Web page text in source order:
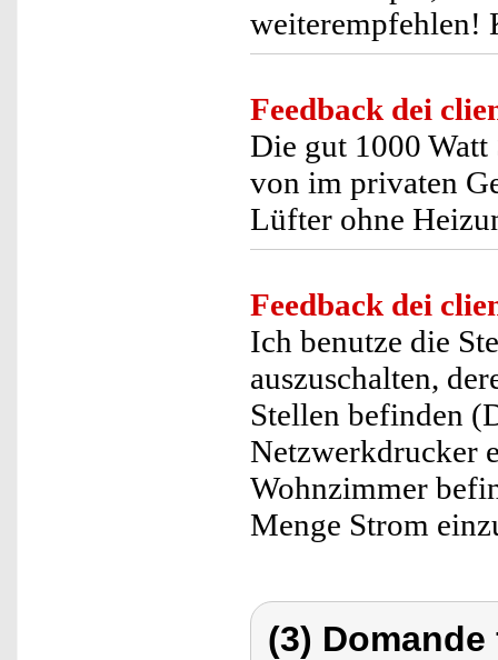
weiterempfehlen!
Feedback dei
Die gut 1000
von im privaten
Lüfter ohne
Feedback dei
Ich benutze die
auszuschalten,
Stellen befinden
Netzwerkdrucker
Wohnzimmer
Menge Strom
(3)